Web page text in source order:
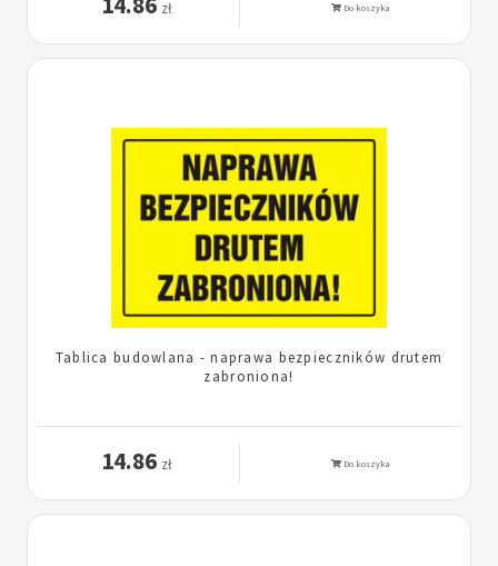
zł Do koszyka
Tablica budowlana - naprawa bezpieczników drutem
zabroniona!
14.86 zł Do koszyka